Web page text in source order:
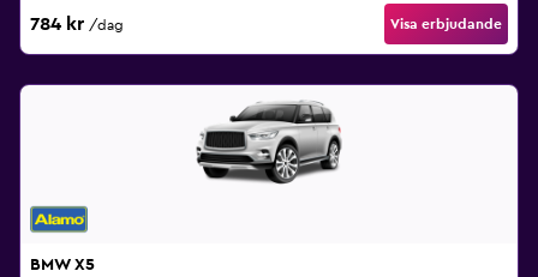
784 kr /dag Visa erbjudande
BMW X5